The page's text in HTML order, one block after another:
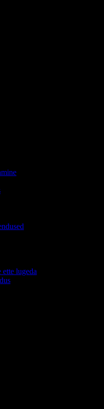
lugeda